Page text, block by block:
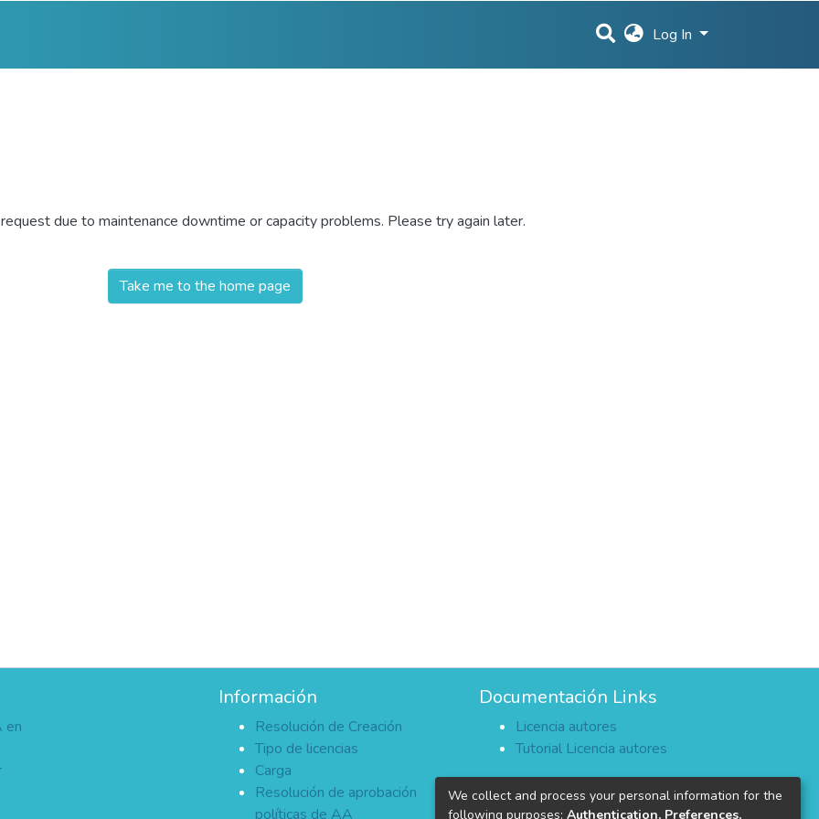
Log In
due to maintenance downtime or capacity problems. Please try again later.
Take me to the home page
en
Información
Resolución de Creación
Tipo de licencias
Carga
Resolución de aprobación
políticas de AA
Documentación Links
Licencia autores
Tutorial Licencia autores
We collect and process your personal information for the
following purposes: Authentication, Preferences,